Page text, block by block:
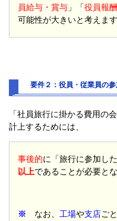
員給与・賞与 」「役員報酬
可能性が大きいと考えます
要件２：役員・従業員の
「社員旅行に掛かる費用の
計上するためには、
事後的に「旅行に参加し
以上であることが必要とな
※ なお、 工場や支店ご